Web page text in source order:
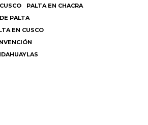
PALTA EN CHACRA
PALTA
EN CUSCO